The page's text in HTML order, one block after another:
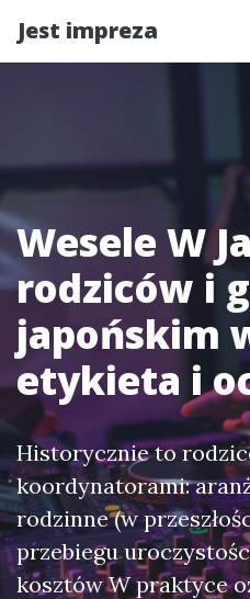
Jest impreza
Wesele W
rodziców i
japońskim
etykieta i
Historycznie to
koordynatorami:
rodzinne (w
przebiegu
kosztów W praktyce